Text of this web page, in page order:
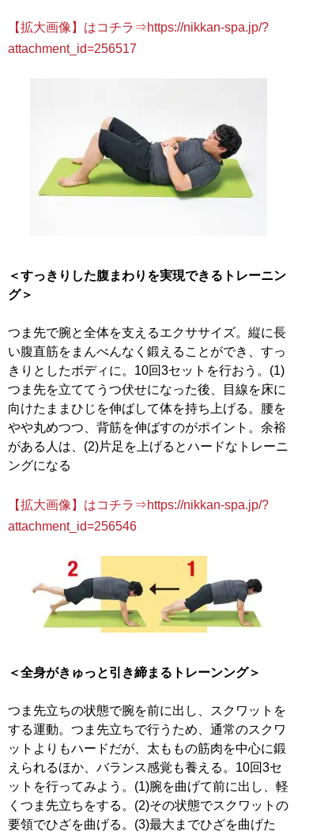
【拡大画像】はコチラ⇒https://nikkan-spa.jp/?
attachment_id=256517
＜すっきりした腹まわりを実現できるトレーニン
グ＞
つま先で腕と全体を支えるエクササイズ。縦に長
い腹直筋をまんべんなく鍛えることができ、すっ
きりとしたボディに。10回3セットを行おう。(1)
つま先を立ててうつ伏せになった後、目線を床に
向けたままひじを伸ばして体を持ち上げる。腰を
やや丸めつつ、背筋を伸ばすのがポイント。余裕
がある人は、(2)片足を上げるとハードなトレーニ
ングになる
【拡大画像】はコチラ⇒https://nikkan-spa.jp/?
attachment_id=256546
＜全身がきゅっと引き締まるトレーンング＞
つま先立ちの状態で腕を前に出し、スクワットを
する運動。つま先立ちで行うため、通常のスクワ
ットよりもハードだが、太ももの筋肉を中心に鍛
えられるほか、バランス感覚も養える。10回3セ
ットを行ってみよう。(1)腕を曲げて前に出し、軽
くつま先立ちをする。(2)その状態でスクワットの
要領でひざを曲げる。(3)最大までひざを曲げた